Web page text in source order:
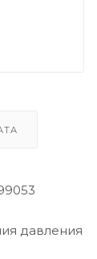
давления